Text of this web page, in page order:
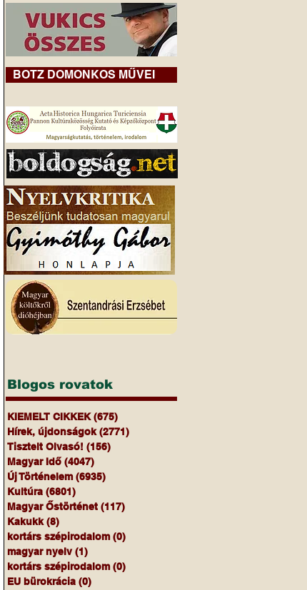
BOTZ DOMONKOS MŰVEI
Blogos rovatok
KIEMELT CIKKEK (675)
Hírek, újdonságok (2771)
Tisztelt Olvasó! (156)
Magyar Idő (4047)
Új Történelem (6935)
Kultúra (6801)
Magyar Őstörténet (117)
Kakukk (8)
kortárs szépirodalom (0)
magyar nyelv (1)
kortárs szépirodalom (0)
EU bürokrácia (0)